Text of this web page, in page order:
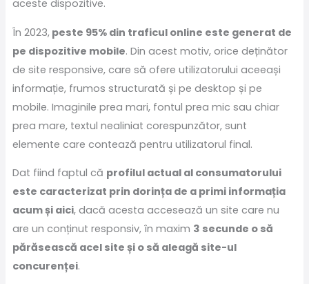
aceste dispozitive.
În 2023,peste 95% din traficul online este generat de
pe dispozitive mobile. Din acest motiv, orice deținător
de site responsive, care să ofere utilizatorului aceeași
informație, frumos structurată și pe desktop și pe
mobile. Imaginile prea mari, fontul prea mic sau chiar
prea mare, textul nealiniat corespunzător, sunt
elemente care contează pentru utilizatorul final.
Dat fiind faptul că profilul actual al consumatorului
este caracterizat prin dorința de a primi informația
acum și aici, dacă acesta accesează un site care nu
are un conținut responsiv, în maxim 3 secunde o să
părăsească acel site și o să aleagă site-ul
concurenței.